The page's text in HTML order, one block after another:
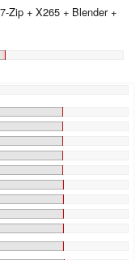
Zip + X265 + Blender +